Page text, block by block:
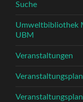
Suche
Umweltbibliothek
UBM
Veranstaltungen